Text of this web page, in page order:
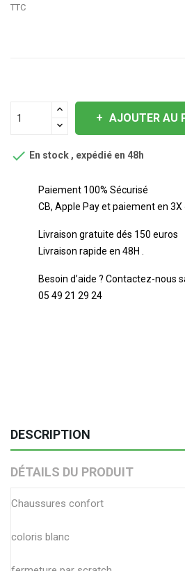
TTC
AJOUTER AU
 En stock , expédié en 48h
Paiement 100% Sécurisé
CB, Apple Pay et paiement en 3X
Livraison gratuite dés 150 euros
Livraison rapide en 48H .
Besoin d’aide ? Contactez-nous
05 49 21 29 24
DESCRIPTION
DÉTAILS DU PRODUIT
Chaussures confort
coloris blanc